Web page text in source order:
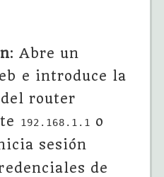
: Abre un
e introduce la
router
192.168.1.1 o
sesión
de